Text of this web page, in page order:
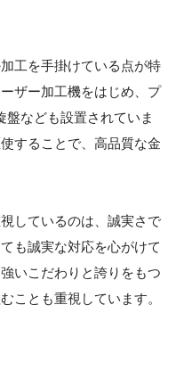
工を手掛けている点が特
ザー加工機をはじめ、プ
盤なども設置されていま
することで、高品質な金
しているのは、誠実さで
も誠実な対応を心がけて
いこだわりと誇りをもつ
ことも重視しています。